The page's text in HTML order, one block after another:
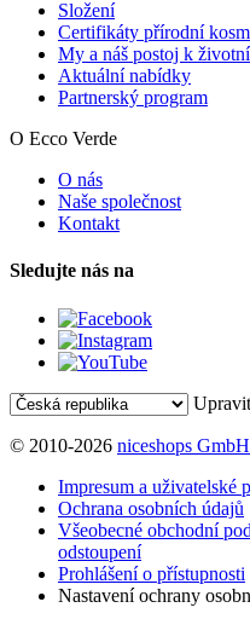
Složení
Certifikáty přírodní
My a náš postoj k
Aktuální nabídky
Partnerský program
O Ecco Verde
O nás
Naše společnost
Kontakt
Sledujte nás na
© 2010-2026 niceshops GmbH
Impresum a uživatelské
Ochrana osobních údajů
Všeobecné obchodní
odstoupení
Prohlášení o přístupnosti
Nastavení ochrany